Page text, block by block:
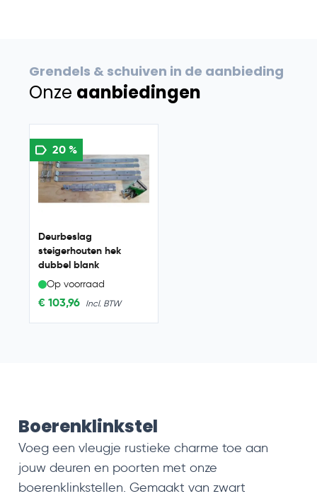
Grendels & schuiven in de aanbieding
Onze aanbiedingen
Navigating through the elements of the carousel is
Press to skip carousel
20 %
Deurbeslag
steigerhouten hek
dubbel blank
Op voorraad
€ 103,96
Boerenklinkstel
Voeg een vleugje rustieke charme toe aan
jouw deuren en poorten met onze
boerenklinkstellen. Gemaakt van zwart